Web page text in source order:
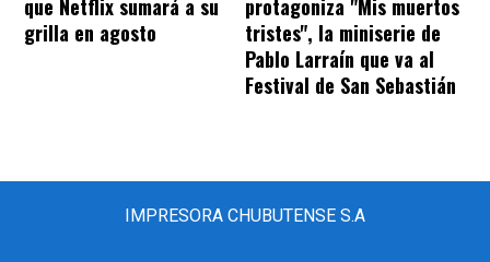
que Netflix sumará a su
grilla en agosto
protagoniza "Mis muertos
tristes", la miniserie de
Pablo Larraín que va al
Festival de San Sebastián
IMPRESORA CHUBUTENSE S.A